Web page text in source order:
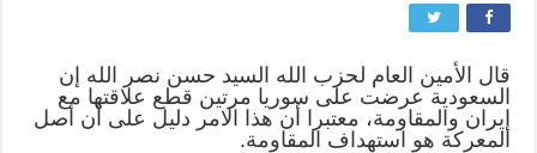
قال الأمين العام لحزب الله السيد حسن نصر الله إن
السعودية عرضت على سوريا مرتين قطع علاقتها مع
إيران والمقاومة، معتبرا أن هذا الامر دليل على أن أصل
المعركة هو استهداف المقاومة.